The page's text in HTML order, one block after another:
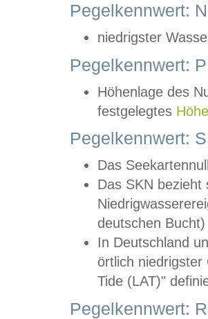
Pegelkennwert:
niedrigster
Pegelkennwert:
Höhenlage des
festgelegtes
Pegelkennwert:
Das
Das SKN
deutschen
In Deutschland
örtlich
Tide (LAT)"
Pegelkennwert: